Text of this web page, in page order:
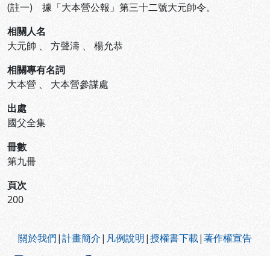
(註一) 據「大本營公報」第三十二號大元帥令。
相關人名
大元帥 、 方聲濤 、 楊允恭
相關專有名詞
大本營 、 大本營參謀處
出處
國父全集
冊數
第九冊
頁次
200
關於我們|計畫簡介| 凡例說明|授權書下載|著作權宣告